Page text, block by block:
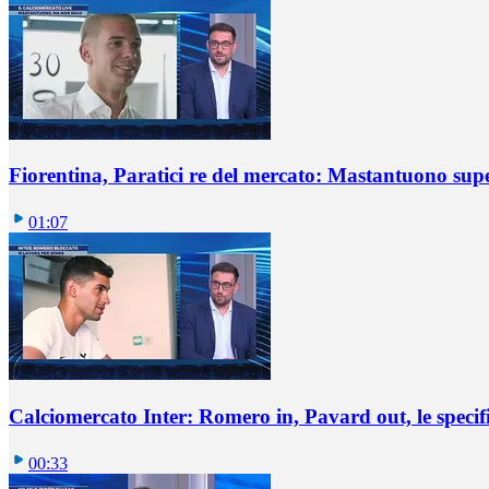
Fiorentina, Paratici re del mercato: Mastantuono
01:07
Calciomercato Inter: Romero in, Pavard out, le
00:33